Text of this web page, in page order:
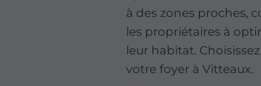
à des zones proches,
les propriétaires à
leur habitat.
votre foyer à Vitteaux.